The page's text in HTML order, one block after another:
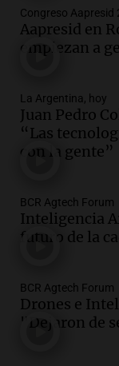
Episodios
Audio.La
firmó
Episodios
Audio.
Messi
Audio.El
Jorge
Episodios
Audio.El
Congreso Aapresid
Aapresid en
empiezan a
La Argentina, hoy
Juan Pedro
“Las
con la gente”
BCR Agtech Forum
Inteligencia
futuro de la
BCR Agtech Forum
Drones e
"Dejaron de